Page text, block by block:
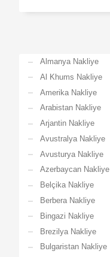
Almanya Nakliye
Al Khums Nakliye
Amerika Nakliye
Arabistan Nakliye
Arjantin Nakliye
Avustralya Nakliye
Avusturya Nakliye
Azerbaycan Nakliye
Belçika Nakliye
Berbera Nakliye
Bingazi Nakliye
Brezilya Nakliye
Bulgaristan Nakliye